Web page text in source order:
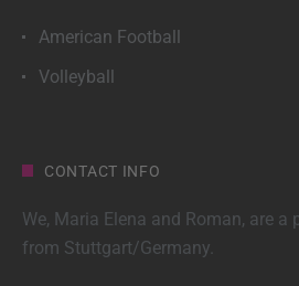
American Football
Volleyball
CONTACT INFO
We, Maria Elena and Roman, are a
from Stuttgart/Germany.